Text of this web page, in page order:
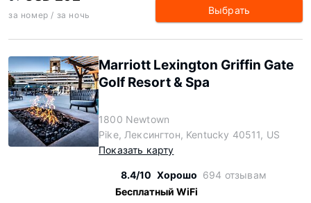
за номер / за ночь Выбрать
Marriott Lexington Griffin Gate
Golf Resort & Spa
1800 Newtown
Pike, Лексингтон, Kentucky 40511, US
Показать карту
8.4/10 Хорошо 694 отзывам
Бесплатный WiFi